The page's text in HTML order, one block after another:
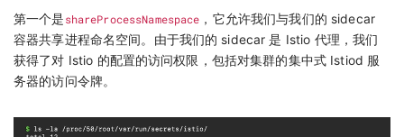
第一个是shareProcessNamespace ，它允许我们与我们的 sidecar
容器共享进程命名空间。由于我们的 sidecar 是 Istio 代理，我们
获得了对 Istio 的配置的访问权限，包括对集群的集中式 Istiod 服
务器的访问令牌。